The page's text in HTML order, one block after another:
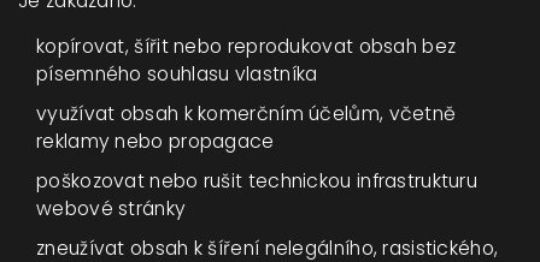
kopírovat, šířit nebo reprodukovat obsah bez
písemného souhlasu vlastníka
využívat obsah k komerčním účelům, včetně
reklamy nebo propagace
poškozovat nebo rušit technickou infrastrukturu
webové stránky
zneužívat obsah k šíření nelegálního, rasistického,